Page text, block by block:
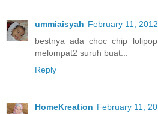
ummiaisyah February 11,
bestnya ada choc chip
melompat2 suruh buat...
Reply
HomeKreation February 11,